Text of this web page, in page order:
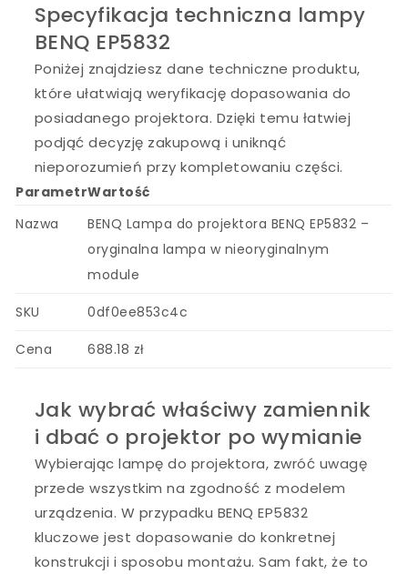
Specyfikacja techniczna lampy
BENQ EP5832
Poniżej znajdziesz dane techniczne produktu,
które ułatwiają weryfikację dopasowania do
posiadanego projektora. Dzięki temu łatwiej
podjąć decyzję zakupową i uniknąć
nieporozumień przy kompletowaniu części.
ParametrWartość
Nazwa
BENQ Lampa do projektora BENQ EP5832 –
oryginalna lampa w nieoryginalnym
module
SKU 0df0ee853c4c
Cena 688.18 zł
Jak wybrać właściwy zamiennik
i dbać o projektor po wymianie
Wybierając lampę do projektora, zwróć uwagę
przede wszystkim na zgodność z modelem
urządzenia. W przypadku BENQ EP5832
kluczowe jest dopasowanie do konkretnej
konstrukcji i sposobu montażu. Sam fakt, że to